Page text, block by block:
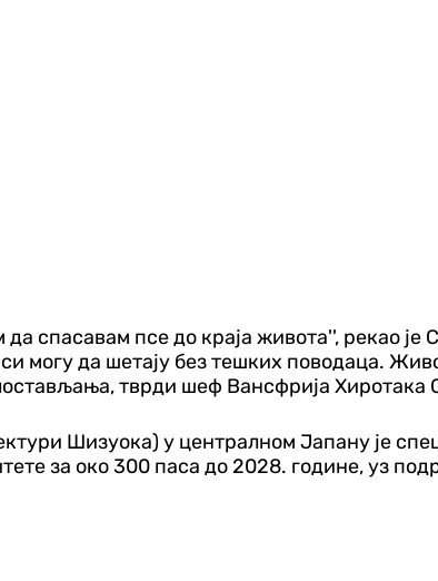
спасавам псе до краја живота'', рекао је
могу да шетају без тешких поводаца.
тврди шеф Вансфрија
Шизуока) у централном Јапану је
за око 300 паса до 2028. године, уз